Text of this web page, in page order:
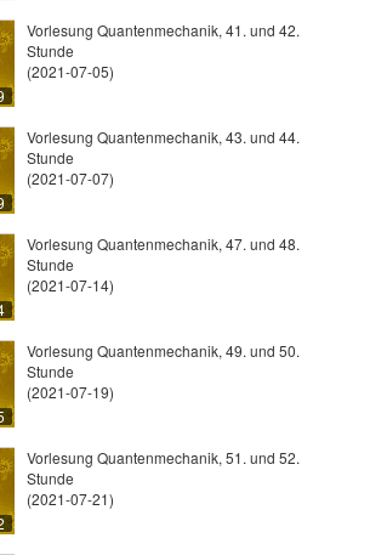
Vorlesung Quantenmechanik, 41. und 42.
Stunde
(2021-07-05)
Vorlesung Quantenmechanik, 43. und 44.
Stunde
(2021-07-07)
Vorlesung Quantenmechanik, 47. und 48.
Stunde
(2021-07-14)
Vorlesung Quantenmechanik, 49. und 50.
Stunde
(2021-07-19)
Vorlesung Quantenmechanik, 51. und 52.
Stunde
(2021-07-21)